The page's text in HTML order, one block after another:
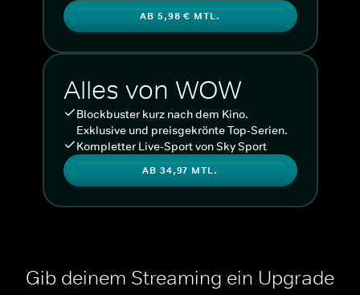
AB 5,98 € MTL.
Alles von WOW
Blockbuster kurz nach dem Kino.
Exklusive und preisgekrönte Top-Serien.
Kompletter Live-Sport von Sky Sport
AB 34,97 MTL.
Gib deinem Streaming ein Upgrade